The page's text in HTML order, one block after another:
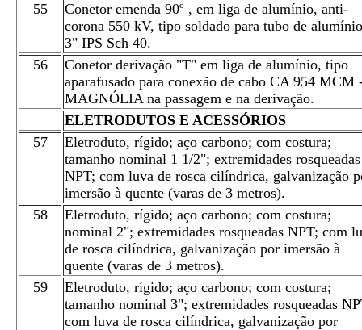
55
Conetor emenda 90º , em liga de alumínio, anti-
corona 550 kV, tipo soldado para tubo de
3" IPS Sch 40.
56
Conetor derivação "T" em liga de alumínio, tipo
aparafusado para conexão de cabo CA 954 MCM
MAGNÓLIA na passagem e na derivação.
ELETRODUTOS E ACESSÓRIOS
57
Eletroduto, rígido; aço carbono; com costura;
tamanho nominal 1 1/2"; extremidades rosqueadas
NPT; com luva de rosca cilíndrica, galvanização
imersão à quente (varas de 3 metros).
58
Eletroduto, rígido; aço carbono; com costura;
nominal 2"; extremidades rosqueadas NPT; com
de rosca cilíndrica, galvanização por imersão à
quente (varas de 3 metros).
59
Eletroduto, rígido; aço carbono; com costura;
tamanho nominal 3"; extremidades rosqueadas
com luva de rosca cilíndrica, galvanização por